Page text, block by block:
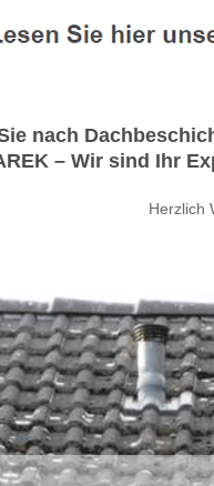
nach
– Wir sind Ihr
Herzlich